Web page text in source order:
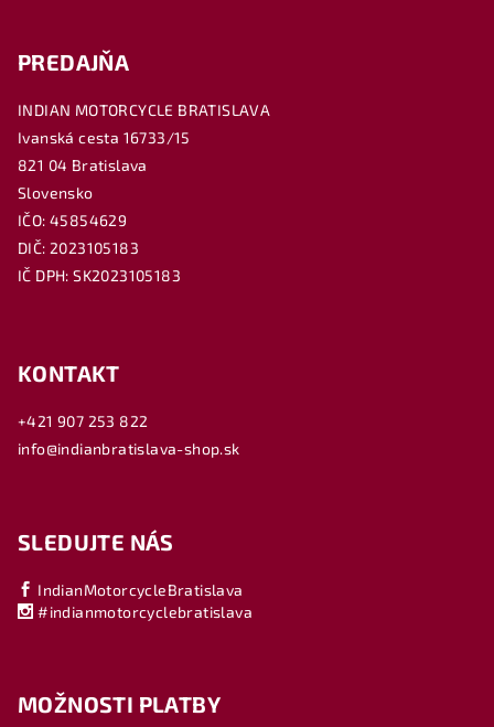
PREDAJŇA
INDIAN MOTORCYCLE BRATISLAVA
Ivanská cesta 16733/15
821 04 Bratislava
Slovensko
IČO: 45854629
DIČ: 2023105183
IČ DPH: SK2023105183
KONTAKT
+421 907 253 822
info@indianbratislava-shop.sk
SLEDUJTE NÁS
IndianMotorcycleBratislava
#indianmotorcyclebratislava
MOŽNOSTI PLATBY